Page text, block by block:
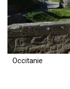
Occitanie